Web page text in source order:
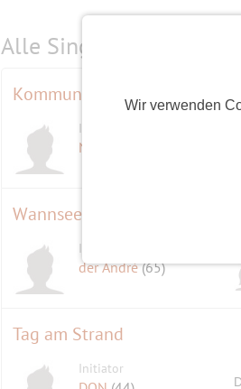
Wir verwenden
Alle Single-Events am
Kommunistische
Initiator
NetterWolf
Wannsee bis Wannsee mal
Initiator
der André(65)
Tag am Strand
Initiator